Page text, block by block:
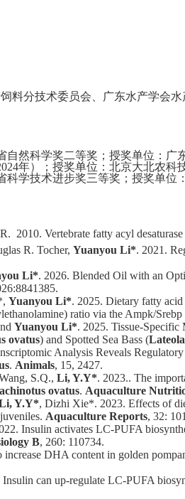
分技术委员会、广东水产学会
然科学奖二等奖； 授奖单位：广
年）；授奖单位：北京大北农科
科学技术进步奖三等奖；授奖单位
2010. Vertebrate fatty acyl
R. Tocher, Yuanyou Li*. 2021.
Li*. 2026. Blended Oil with an
Yuanyou Li*. 2025. Dietary fatty
ratio via the Ampk/
Yuanyou Li*. 2025. Tissue-Specific
ovatus) and Spotted Sea Bass (
Analysis Reveals
. Animals, 15, 2427.
S.Q., Li, Y.Y*. 2023.. The
ovatus. Aquaculture
Y.Y*, Dizhi Xie*. 2023. Effects of
Aquaculture Reports, 32:
Insulin activates LC-PUFA
B, 260: 110734.
DHA content in golden
can up-regulate LC-PUFA